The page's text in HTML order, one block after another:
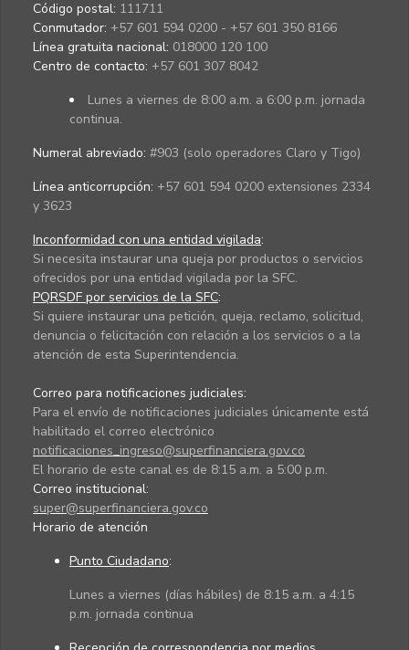
Código postal: 111711
Conmutador: +57 601 594 0200 - +57 601 350 8166
Línea gratuita nacional: 018000 120 100
Centro de contacto: +57 601 307 8042
Lunes a viernes de 8:00 a.m. a 6:00 p.m. jornada
continua.
Numeral abreviado: #903 (solo operadores Claro y Tigo)
Línea anticorrupción: +57 601 594 0200 extensiones 2334
y 3623
Inconformidad con una entidad vigilada:
Si necesita instaurar una queja por productos o servicios
ofrecidos por una entidad vigilada por la SFC.
PQRSDF por servicios de la SFC:
Si quiere instaurar una petición, queja, reclamo, solicitud,
denuncia o felicitación con relación a los servicios o a la
atención de esta Superintendencia.
Correo para notificaciones judiciales:
Para el envío de notificaciones judiciales únicamente está
habilitado el correo electrónico
notificaciones_ingreso@superfinanciera.gov.co
El horario de este canal es de 8:15 a.m. a 5:00 p.m.
Correo institucional:
super@superfinanciera.gov.co
Horario de atención
Punto Ciudadano:
Lunes a viernes (días hábiles) de 8:15 a.m. a 4:15
p.m. jornada continua